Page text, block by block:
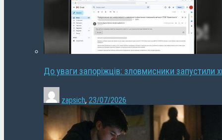
До уваги запоріжців: зловмисники запустили
zapsich, 23/07/2026